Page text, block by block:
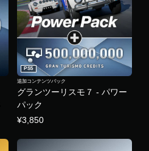
グランツーリスモ７ - パワー
パック
PS5
追加コンテンツパック
¥3,850